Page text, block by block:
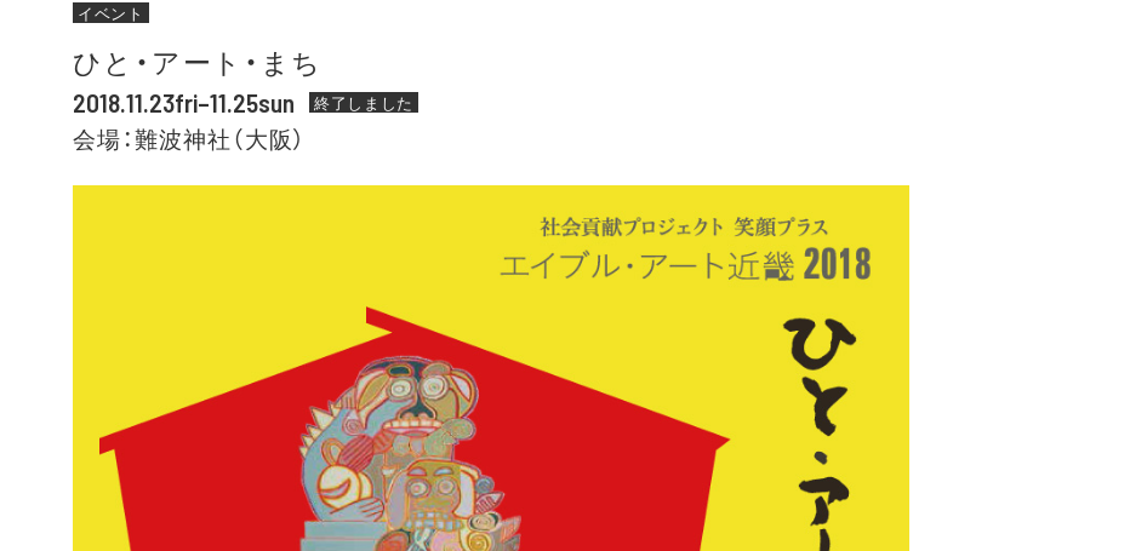
イベント
ひと・アート・まち
2018.11.23fri–11.25sun 終了しました
会場：難波神社（大阪）